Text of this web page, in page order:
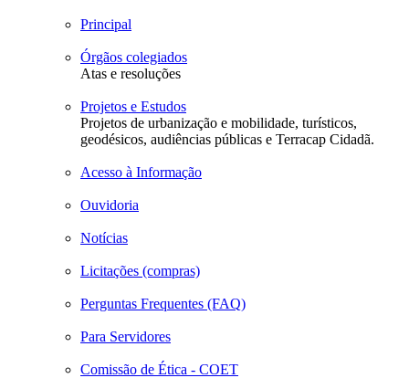
Principal
Órgãos colegiados
Atas e resoluções
Projetos e Estudos
Projetos de urbanização e mobilidade, turísticos,
geodésicos, audiências públicas e Terracap Cidadã.
Acesso à Informação
Ouvidoria
Notícias
Licitações (compras)
Perguntas Frequentes (FAQ)
Para Servidores
Comissão de Ética - COET